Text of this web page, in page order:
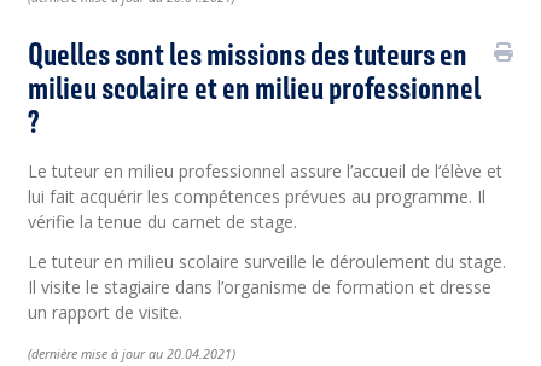
Quelles sont les missions des tuteurs en
milieu scolaire et en milieu professionnel
?
Le tuteur en milieu professionnel assure l’accueil de l’élève et
lui fait acquérir les compétences prévues au programme. Il
vérifie la tenue du carnet de stage.
Le tuteur en milieu scolaire surveille le déroulement du stage.
Il visite le stagiaire dans l’organisme de formation et dresse
un rapport de visite.
(dernière mise à jour au 20.04.2021)